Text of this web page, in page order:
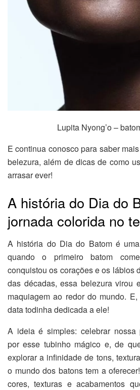
Lupita Nyong’o –
E continua conosco para saber
belezura, além de dicas de como
arrasar ever!
A história do Dia do
jornada colorida no
A história do Dia do Batom é
quando o primeiro batom
conquistou os corações e os lábios
das décadas, essa belezura virou
maquiagem ao redor do mundo.
data todinha dedicada a ele!
A ideia é simples: celebrar nossa
por esse tubinho mágico e, de
explorar a infinidade de tons,
o mundo dos batons tem a
cores, texturas e acabamentos